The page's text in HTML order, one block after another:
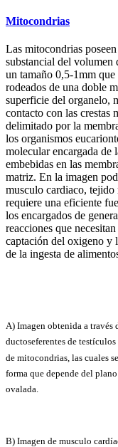
Mitocondrias
Las mitocondrias
substancial del volumen
un tamaño 0,5-1mm
rodeados de una doble
superficie del organelo,
contacto con las crestas
delimitado por la
los organismos
molecular encargada de
embebidas en las
matriz. En la imagen
musculo cardiaco,
requiere una eficiente
los encargados de
reacciones que
captación del oxigeno y
de la ingesta de
A) Imagen obtenida a través
ductoseferentes de
de mitocondrias, las cuales
forma que depende del
ovalada.
B) Imagen de musculo